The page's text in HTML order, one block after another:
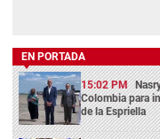
EN PORTADA
15:02 PM
Colombia para
de la Espriella